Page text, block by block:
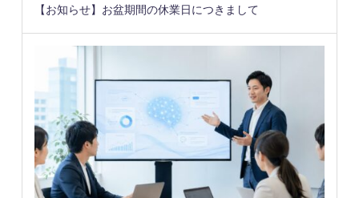
【お知らせ】お盆期間の休業日につきまして